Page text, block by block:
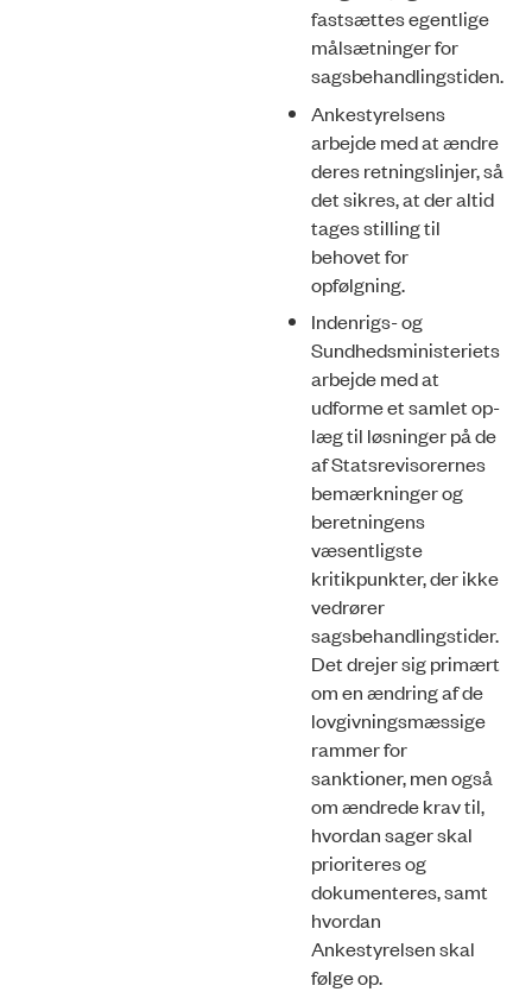
fastsættes egentlige
målsætninger for
sagsbehand­lingstiden.
Ankestyrelsens
arbejde med at ændre
deres retningslinjer, så
det sikres, at der altid
tages stilling til
behovet for
opfølgning.
Indenrigs- og
Sundhedsministeriets
arbejde med at
udforme et samlet op­
læg til løsninger på de
af Statsrevisorernes
bemærkninger og
beretningens
væsentligste
kritikpunkter, der ikke
vedrører
sagsbehandlingstider.
Det drejer sig primært
om en ændring af de
lovgivningsmæssige
rammer for
sanktioner, men også
om ændrede krav til,
hvordan sager skal
prioriteres og
dokumenteres, samt
hvordan
Ankestyrelsen skal
føl­ge op.